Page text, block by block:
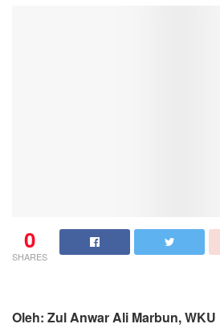
0
SHARES
Oleh: Zul Anwar Ali Marbun, WKU